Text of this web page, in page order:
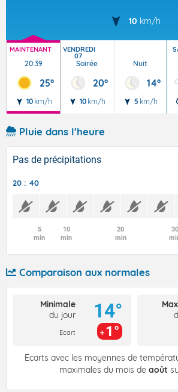
10 km/h
MAINTENANT
20:39
25°
10 km/h
VENDREDI
07
Soirée
20°
10 km/h
Nuit
14°
5 km/h
Pluie dans l'heure
Pas de précipitations
20 : 40
5
min
10
min
20
min
30
Comparaison aux normales
Minimale
du jour
Ecart
14°
1°
Écarts avec les moyennes de
maximales du mois de août